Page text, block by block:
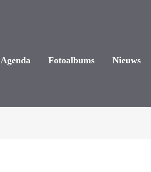
Agenda Fotoalbums Nieuws